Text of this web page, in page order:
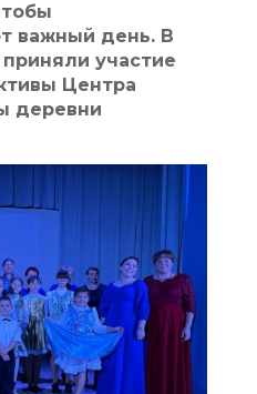
важный день. В
участие
Центра
деревни